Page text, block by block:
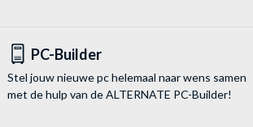
PC-Builder
Stel jouw nieuwe pc helemaal naar wens samen
met de hulp van de ALTERNATE PC-Builder!